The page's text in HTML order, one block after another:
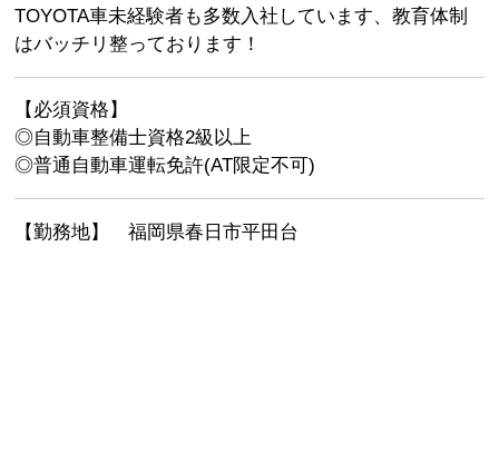
TOYOTA車未経験者も多数入社しています、教育体制
はバッチリ整っております！
【必須資格】
◎自動車整備士資格2級以上
◎普通自動車運転免許(AT限定不可)
【勤務地】 福岡県春日市平田台